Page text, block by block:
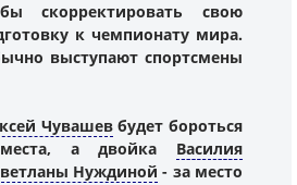
скорректировать свою
к чемпионату мира.
выступают спортсмены
Чувашевбудет бороться
а двойка Василия
Нуждиной - за место